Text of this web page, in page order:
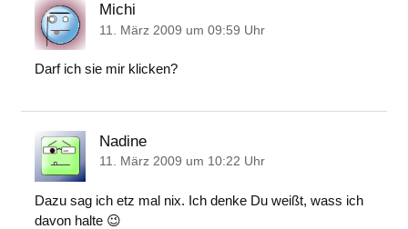
Michi
11. März 2009 um 09:59 Uhr
Darf ich sie mir klicken?
Nadine
11. März 2009 um 10:22 Uhr
Dazu sag ich etz mal nix. Ich denke Du weißt, wass ich
davon halte 😉